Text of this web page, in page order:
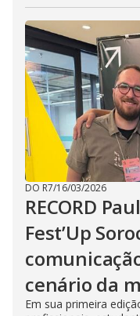
DO R7/16/03/2026
RECORD
Fest’Up
cenário da
Em sua primeira